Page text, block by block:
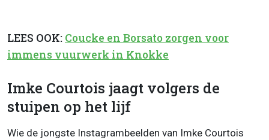
LEES OOK: Coucke en Borsato zorgen voor
immens vuurwerk in Knokke
Imke Courtois jaagt volgers de
stuipen op het lijf
Wie de jongste Instagrambeelden van Imke Courtois